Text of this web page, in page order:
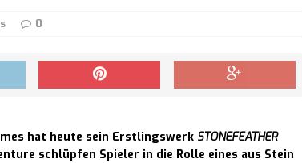
auf Steam erschienen
Konsolen NEWS
in den Early Access NEWS
0
hat heute sein Erstlingswerk STONEFEATHER
schlüpfen Spieler in die Rolle eines aus Stein